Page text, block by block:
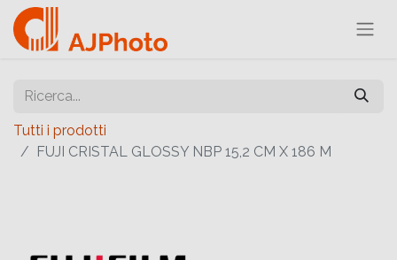
Tutti i prodotti
FUJI CRISTAL GLOSSY NBP 15,2 CM X 186 M